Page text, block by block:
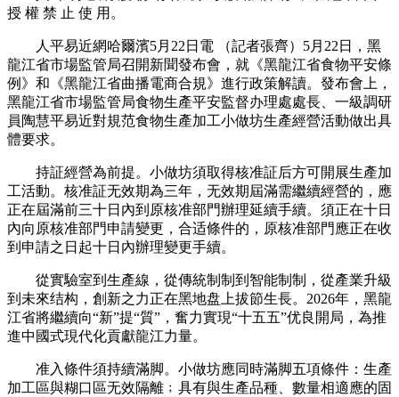
授 權 禁 止 使 用。
人平易近網哈爾濱5月22日電 （記者張齊）5月22日，黑
龍江省市場監管局召開新聞發布會，就《黑龍江省食物平安條
例》和《黑龍江省曲播電商合規》進行政策解讀。發布會上，
黑龍江省市場監管局食物生產平安監督办理處處長、一級調研
員陶慧平易近對規范食物生產加工小做坊生產經營活動做出具
體要求。
持証經營為前提。小做坊須取得核准証后方可開展生產加
工活動。核准証无效期為三年，无效期屆滿需繼續經營的，應
正在屆滿前三十日內到原核准部門辦理延續手續。須正在十日
內向原核准部門申請變更，合适條件的，原核准部門應正在收
到申請之日起十日內辦理變更手續。
從實驗室到生產線，從傳統制制到智能制制，從產業升級
到未來结构，創新之力正在黑地盘上拔節生長。2026年，黑龍
江省將繼續向“新”提“質”，奮力實現“十五五”优良開局，為推
進中國式現代化貢獻龍江力量。
准入條件須持續滿脚。小做坊應同時滿脚五項條件：生產
加工區與糊口區无效隔離﹔具有與生產品種、數量相適應的固